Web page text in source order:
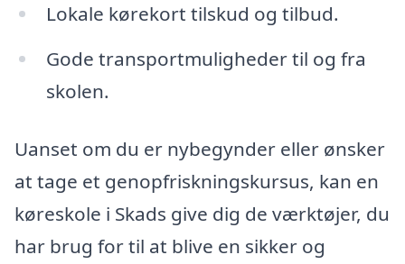
Lokale kørekort tilskud og tilbud.
Gode transportmuligheder til og fra
skolen.
Uanset om du er nybegynder eller ønsker
at tage et genopfriskningskursus, kan en
køreskole i Skads give dig de værktøjer, du
har brug for til at blive en sikker og